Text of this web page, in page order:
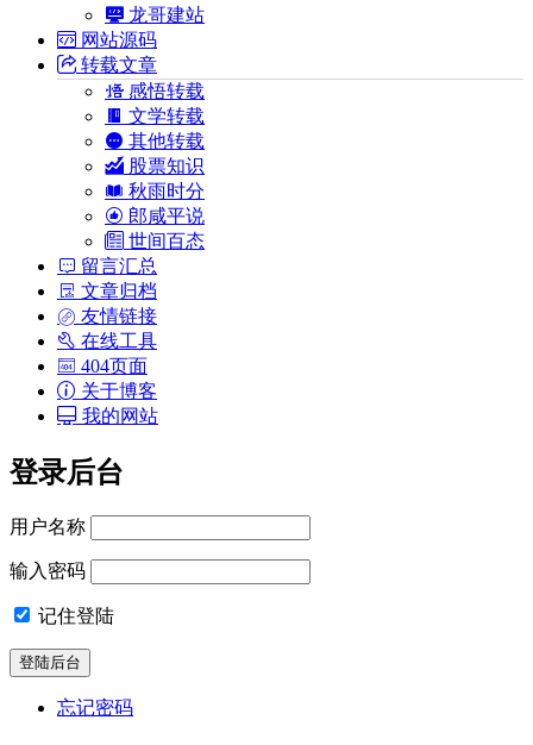
龙哥建站
网站源码
转载文章
感悟转载
文学转载
其他转载
股票知识
秋雨时分
郎咸平说
世间百态
留言汇总
文章归档
友情链接
在线工具
404页面
关于博客
我的网站
登录后台
用户名称
输入密码
记住登陆
忘记密码